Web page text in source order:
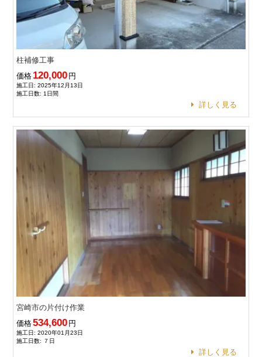
柱補修工事
価格 120,000 円
施工日: 2025年12月13日
施工日数: 1日間
詳しく見る
宮崎市の片付け作業
価格534,600 円
施工日: 2020年01月23日
施工日数: ７日
詳しく見る